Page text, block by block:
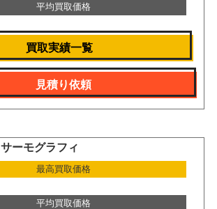
平均買取価格
買取実績一覧
見積り依頼
サーモグラフィ
最高買取価格
平均買取価格